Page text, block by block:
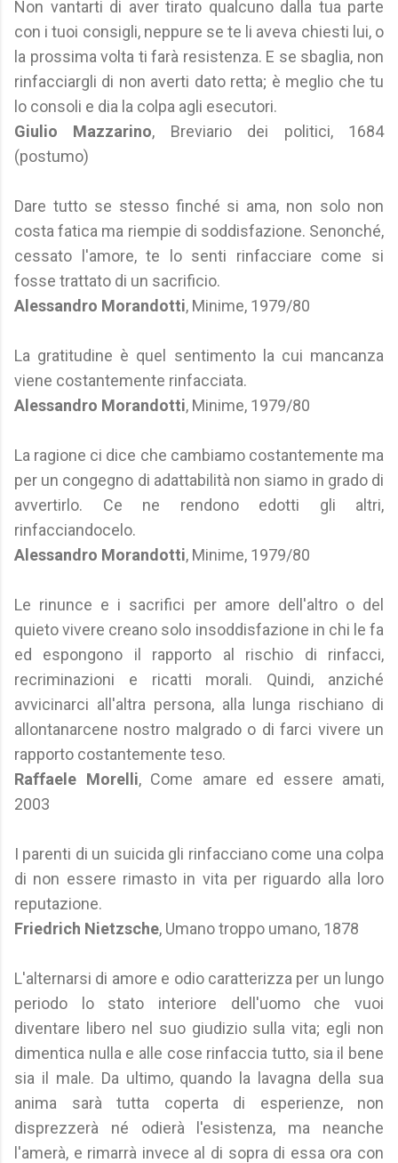
Non vantarti di aver tirato qualcuno dalla tua parte
con i tuoi consigli, neppure se te li aveva chiesti lui, o
la prossima volta ti farà resistenza. E se sbaglia, non
rinfacciargli di non averti dato retta; è meglio che tu
lo consoli e dia la colpa agli esecutori.
Giulio Mazzarino, Breviario dei politici, 1684
(postumo)
Dare tutto se stesso finché si ama, non solo non
costa fatica ma riempie di soddisfazione. Senonché,
cessato l'amore, te lo senti rinfacciare come si
fosse trattato di un sacrificio.
Alessandro Morandotti, Minime, 1979/80
La gratitudine è quel sentimento la cui mancanza
viene costantemente rinfacciata.
Alessandro Morandotti, Minime, 1979/80
La ragione ci dice che cambiamo costantemente ma
per un congegno di adattabilità non siamo in grado di
avvertirlo. Ce ne rendono edotti gli altri,
rinfacciandocelo.
Alessandro Morandotti, Minime, 1979/80
Le rinunce e i sacrifici per amore dell'altro o del
quieto vivere creano solo insoddisfazione in chi le fa
ed espongono il rapporto al rischio di rinfacci,
recriminazioni e ricatti morali. Quindi, anziché
avvicinarci all'altra persona, alla lunga rischiano di
allontanarcene nostro malgrado o di farci vivere un
rapporto costantemente teso.
Raffaele Morelli, Come amare ed essere amati,
2003
I parenti di un suicida gli rinfacciano come una colpa
di non essere rimasto in vita per riguardo alla loro
reputazione.
Friedrich Nietzsche, Umano troppo umano, 1878
L'alternarsi di amore e odio caratterizza per un lungo
periodo lo stato interiore dell'uomo che vuoi
diventare libero nel suo giudizio sulla vita; egli non
dimentica nulla e alle cose rinfaccia tutto, sia il bene
sia il male. Da ultimo, quando la lavagna della sua
anima sarà tutta coperta di esperienze, non
disprezzerà né odierà l'esistenza, ma neanche
l'amerà, e rimarrà invece al di sopra di essa ora con